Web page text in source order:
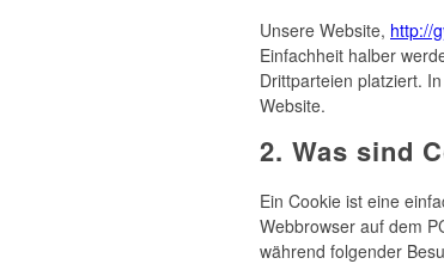
Unsere Website, http://
Einfachheit halber
Drittparteien platziert.
Website.
2. Was sind
Ein Cookie ist eine
Webbrowser auf dem
während folgender